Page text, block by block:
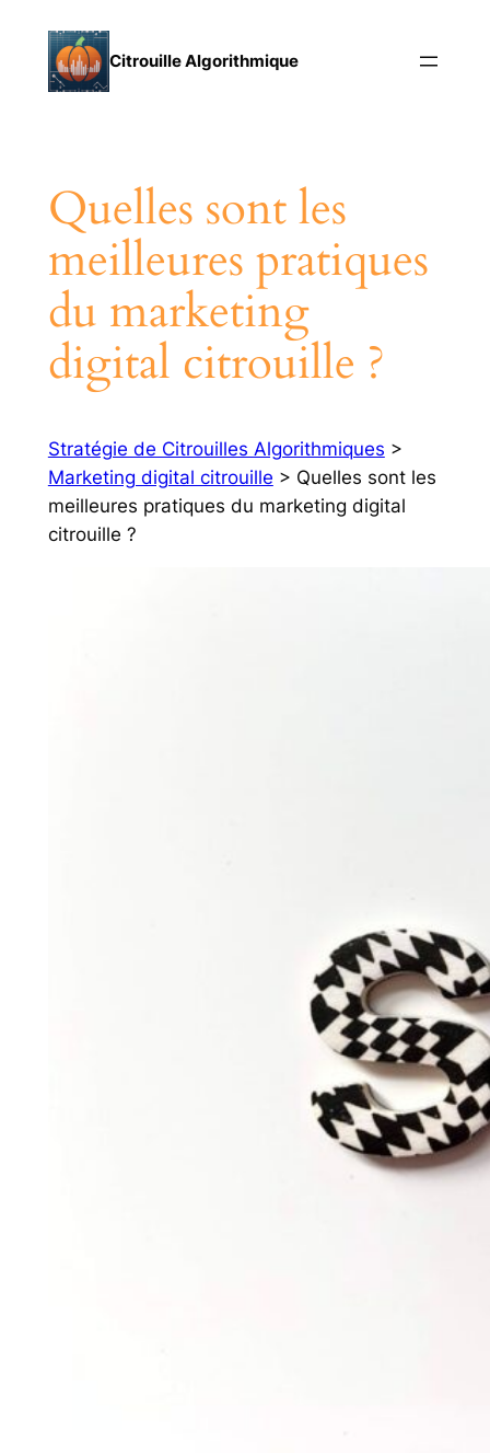
contenu
Citrouille Algorithmique
Quelles sont les
meilleures pratiques
du marketing
digital citrouille ?
Stratégie de Citrouilles Algorithmiques >
Marketing digital citrouille > Quelles sont les
meilleures pratiques du marketing digital
citrouille ?